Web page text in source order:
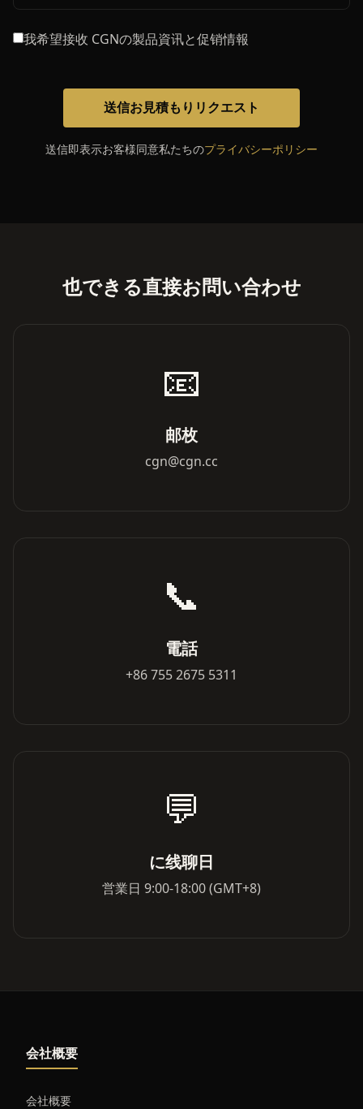
我希望接收 CGNの製品資讯と促销情報
送信お見積もりリクエスト
送信即表示お客様同意私たちのプライバシーポリシー
也できる直接お問い合わせ
📧
邮枚
cgn@cgn.cc
📞
電話
+86 755 2675 5311
💬
に线聊日
営業日 9:00-18:00 (GMT+8)
会社概要
会社概要